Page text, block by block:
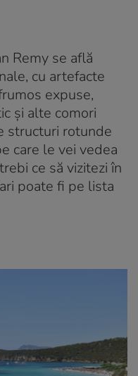
Remy se află
cu artefacte
expuse,
și alte comori
structuri rotunde
care le vei vedea
ce să vizitezi în
poate fi pe lista